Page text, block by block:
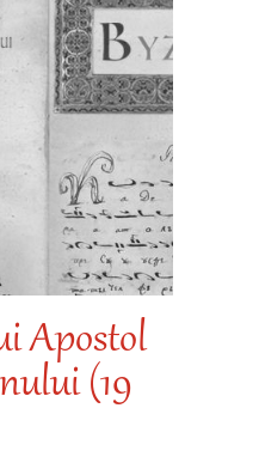
Apostol
(19